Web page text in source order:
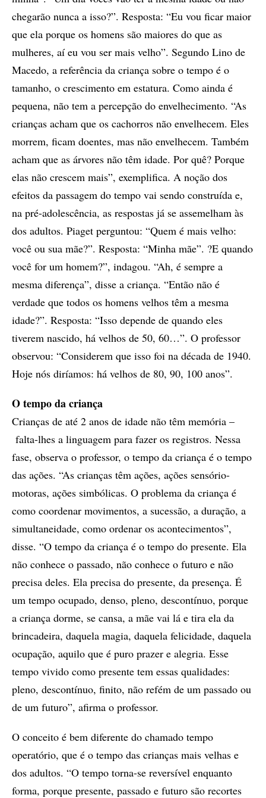
chegarão nunca a isso?”. Resposta: “Eu vou ficar maior
que ela porque os homens são maiores do que as
mulheres, aí eu vou ser mais velho”. Segundo Lino de
Macedo, a referência da criança sobre o tempo é o
tamanho, o crescimento em estatura. Como ainda é
pequena, não tem a percepção do envelhecimento. “As
crianças acham que os cachorros não envelhecem. Eles
morrem, ficam doentes, mas não envelhecem. Também
acham que as árvores não têm idade. Por quê? Porque
elas não crescem mais”, exemplifica. A noção dos
efeitos da passagem do tempo vai sendo construída e,
na pré-adolescência, as respostas já se assemelham às
dos adultos. Piaget perguntou: “Quem é mais velho:
você ou sua mãe?”. Resposta: “Minha mãe”. ?E quando
você for um homem?”, indagou. “Ah, é sempre a
mesma diferença”, disse a criança. “Então não é
verdade que todos os homens velhos têm a mesma
idade?”. Resposta: “Isso depende de quando eles
tiverem nascido, há velhos de 50, 60…”. O professor
observou: “Considerem que isso foi na década de 1940.
Hoje nós diríamos: há velhos de 80, 90, 100 anos”.
O tempo da criança
Crianças de até 2 anos de idade não têm memória –
falta-lhes a linguagem para fazer os registros. Nessa
fase, observa o professor, o tempo da criança é o tempo
das ações. “As crianças têm ações, ações sensório-
motoras, ações simbólicas. O problema da criança é
como coordenar movimentos, a sucessão, a duração, a
simultaneidade, como ordenar os acontecimentos”,
disse. “O tempo da criança é o tempo do presente. Ela
não conhece o passado, não conhece o futuro e não
precisa deles. Ela precisa do presente, da presença. É
um tempo ocupado, denso, pleno, descontínuo, porque
a criança dorme, se cansa, a mãe vai lá e tira ela da
brincadeira, daquela magia, daquela felicidade, daquela
ocupação, aquilo que é puro prazer e alegria. Esse
tempo vivido como presente tem essas qualidades:
pleno, descontínuo, finito, não refém de um passado ou
de um futuro”, afirma o professor.
O conceito é bem diferente do chamado tempo
operatório, que é o tempo das crianças mais velhas e
dos adultos. “O tempo torna-se reversível enquanto
forma, porque presente, passado e futuro são recortes